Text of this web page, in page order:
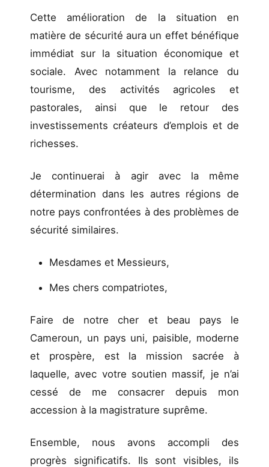
Cette amélioration de la situation en
matière de sécurité aura un effet bénéfique
immédiat sur la situation économique et
sociale. Avec notamment la relance du
tourisme, des activités agricoles et
pastorales, ainsi que le retour des
investissements créateurs d’emplois et de
richesses.
Je continuerai à agir avec la même
détermination dans les autres régions de
notre pays confrontées à des problèmes de
sécurité similaires.
Mesdames et Messieurs,
Mes chers compatriotes,
Faire de notre cher et beau pays le
Cameroun, un pays uni, paisible, moderne
et prospère, est la mission sacrée à
laquelle, avec votre soutien massif, je n’ai
cessé de me consacrer depuis mon
accession à la magistrature suprême.
Ensemble, nous avons accompli des
progrès significatifs. Ils sont visibles, ils